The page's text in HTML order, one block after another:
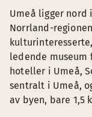
Umeå ligger nord
Norrland-
ledende museum
hoteller i Umeå,
sentralt i Umeå,
av byen, bare 1,5